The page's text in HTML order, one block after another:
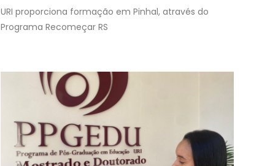
URI proporciona formação em Pinhal, através do
Programa Recomeçar RS